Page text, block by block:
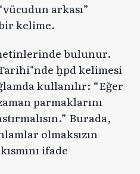
arkası”
kelime.
bulunur.
ḫpd kelimesi
kullanılır: “Eğer
parmaklarını
Burada,
olmaksızın
ifade